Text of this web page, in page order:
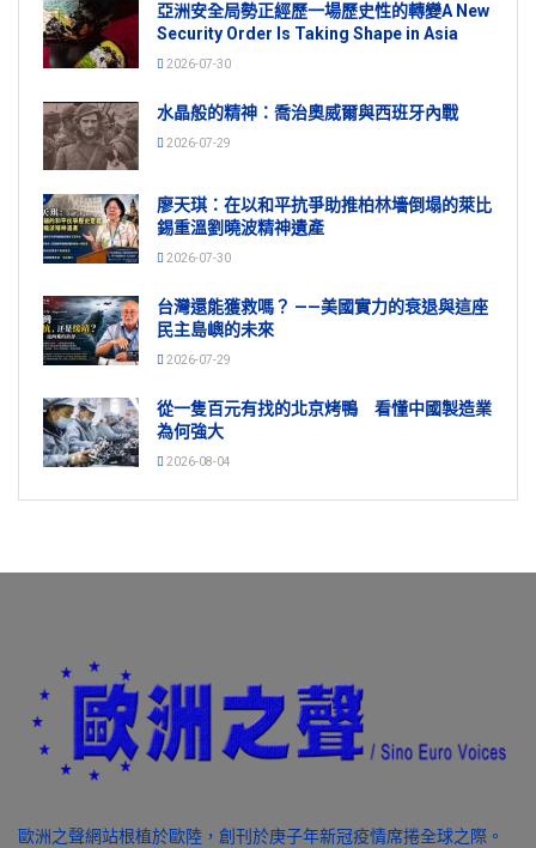
亞洲安全局勢正經歷一場歷史性的轉變A New
Security Order Is Taking Shape in Asia
2026-07-30
水晶般的精神：喬治奧威爾與西班牙內戰
2026-07-29
廖天琪：在以和平抗爭助推柏林墻倒塌的萊比
錫重溫劉曉波精神遺產
2026-07-30
台灣還能獲救嗎？ ——美國實力的衰退與這座
民主島嶼的未來
2026-07-29
從一隻百元有找的北京烤鴨 看懂中國製造業
為何強大
2026-08-04
歐洲之聲網站根植於歐陸，創刊於庚子年新冠疫情席捲全球之際。